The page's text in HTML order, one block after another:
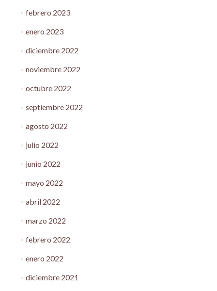
febrero 2023
enero 2023
diciembre 2022
noviembre 2022
octubre 2022
septiembre 2022
agosto 2022
julio 2022
junio 2022
mayo 2022
abril 2022
marzo 2022
febrero 2022
enero 2022
diciembre 2021